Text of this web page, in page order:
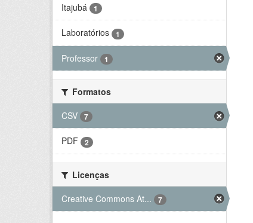
Itajubá 1
Laboratórios 1
Professor 1
Formatos
CSV
7
PDF 2
Licenças
Creative Commons At...
7